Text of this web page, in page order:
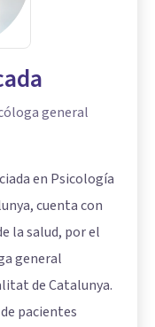
general
en Psicología
cuenta con
la salud, por el
general
de Catalunya.
pacientes